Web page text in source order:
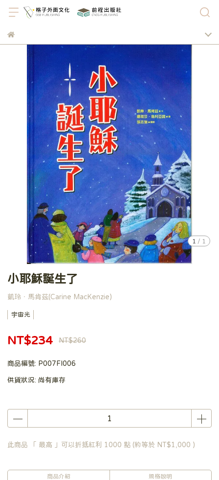
1 / 1
小耶穌誕生了
凱玲‧馬肯茲(Carine MacKenzie)
宇宙光
NT$234 NT$260
商品編號: P007FI006
供貨狀況: 尚有庫存
此商品 「 最高 」可以折抵紅利 1000 點 (約等於 NT$1,000 )
商品介紹 規格說明